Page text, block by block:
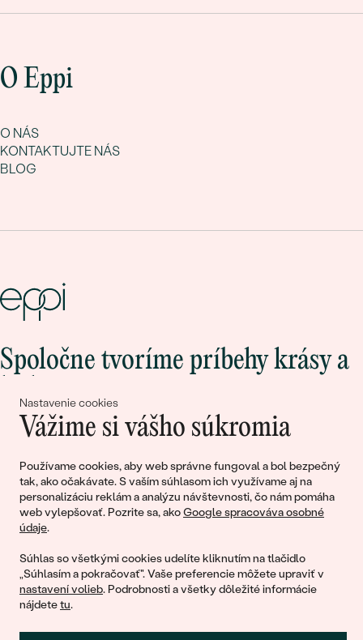
Nastavenie cookies
Vážime si vášho súkromia
Používame cookies, aby web správne fungoval a bol bezpečný
tak, ako očakávate. S vaším súhlasom ich využívame aj na
personalizáciu reklám a analýzu návštevnosti, čo nám pomáha
web vylepšovať. Pozrite sa, akoGoogle spracováva osobné
údaje.
Súhlas so všetkými cookies udelíte kliknutím na tlačidlo
„Súhlasím a pokračovať". Vaše preferencie môžete upraviť v
nastavení volieb. Podrobnosti a všetky dôležité informácie
nájdetetu.
O Eppi
O NÁS
KONTAKTUJTE NÁS
BLOG
Spoločne tvoríme príbehy krásy a
Pripojte sa k nám!
© 2011 - 2026, Eppi.sk